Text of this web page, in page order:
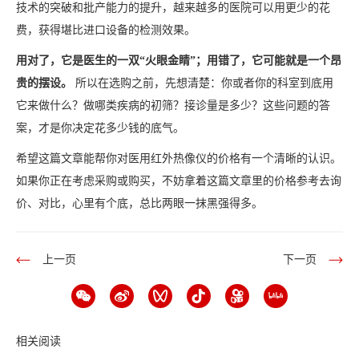
技术的突破和批产能力的提升，越来越多的医院可以用更少的花
费，获得堪比进口设备的检测效果。
用对了，它是医生的一双“火眼金睛”；用错了，它可能就是一个昂
贵的摆设。
所以在选购之前，先想清楚：你或者你的科室到底用
它来做什么？做哪类疾病的初筛？接诊量是多少？这些问题的答
案，才是你决定花多少钱的底气。
希望这篇文章能帮你对医用红外热像仪的价格有一个清晰的认识。
如果你正在考虑采购或购买，不妨拿着这篇文章里的价格参考去询
价、对比，心里有个底，总比两眼一抹黑强得多。
上一页 下一页
相关阅读